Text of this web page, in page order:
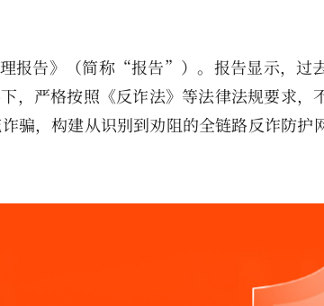
报告》（简称“报告”）。报告显示，过
，严格按照《反诈法》等法律法规要求，
骗，构建从识别到劝阻的全链路反诈防护